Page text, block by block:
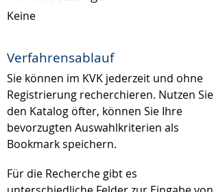
Keine
Verfahrensablauf
Sie können im KVK jederzeit und ohne
Registrierung recherchieren. Nutzen Sie
den Katalog öfter, können Sie Ihre
bevorzugten Auswahlkriterien als
Bookmark speichern.
Für die Recherche gibt es